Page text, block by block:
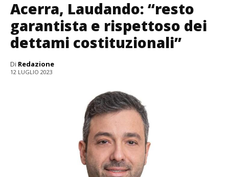
Acerra, Laudando: “resto
garantista e rispettoso dei
dettami costituzionali”
Di Redazione
12 LUGLIO 2023